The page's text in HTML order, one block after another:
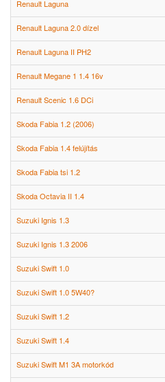
Renault Laguna
Renault Laguna 2.0 dízel
Renault Laguna II PH2
Renault Megane 1 1.4 16v
Renault Scenic 1.6 DCi
Skoda Fabia 1.2 (2006)
Skoda Fabia 1.4 felújítás
Skoda Fabia tsi 1.2
Skoda Octavia II 1.4
Suzuki Ignis 1.3
Suzuki Ignis 1.3 2006
Suzuki Swift 1.0
Suzuki Swift 1.0 5W40?
Suzuki Swift 1.2
Suzuki Swift 1.4
Suzuki Swift M1 3A motorkód